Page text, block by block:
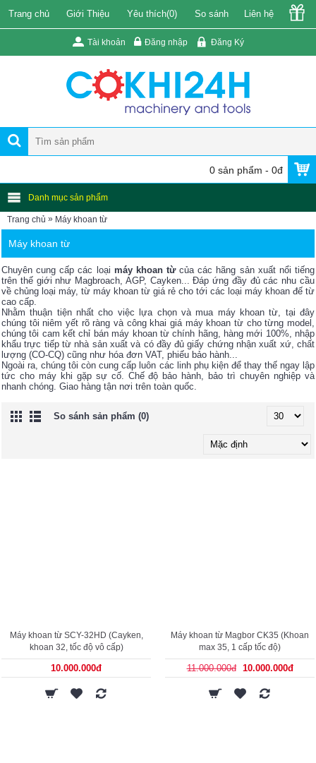
Trang chủ Giới Thiệu Yêu thích(0) So sánh Liên hệ
Tài khoản Đăng nhập Đăng Ký
0 sản phẩm - 0đ
Danh mục sản phẩm
Trang chủ » Máy khoan từ
Máy khoan từ
Chuyên cung cấp các loại máy khoan từcủa các hãng sản xuất nổi tiếng
trên thế giới như Magbroach, AGP, Cayken... Đáp ứng đầy đủ các nhu cầu
về chủng loại máy, từ máy khoan từ giá rẻ cho tới các loại máy khoan đế từ
cao cấp.
Nhằm thuận tiện nhất cho việc lựa chọn và mua máy khoan từ, tại đây
chúng tôi niêm yết rõ ràng và công khai giá máy khoan từ cho từng model,
chúng tôi cam kết chỉ bán máy khoan từ chính hãng, hàng mới 100%, nhập
khẩu trực tiếp từ nhà sản xuất và có đầy đủ giấy chứng nhận xuất xứ, chất
lượng (CO-CQ) cũng như hóa đơn VAT, phiếu bảo hành...
Ngoài ra, chúng tôi còn cung cấp luôn các linh phụ kiện để thay thế ngay lập
tức cho máy khi gặp sự cố. Chế độ bảo hành, bảo trì chuyên nghiệp và
nhanh chóng. Giao hàng tận nơi trên toàn quốc.
So sánh sản phẩm (0)
Máy khoan từ SCY-32HD (Cayken,
khoan 32, tốc độ vô cấp)
10.000.000đ
Máy khoan từ Magbor CK35 (Khoan
max 35, 1 cấp tốc độ)
11.000.000đ 10.000.000đ